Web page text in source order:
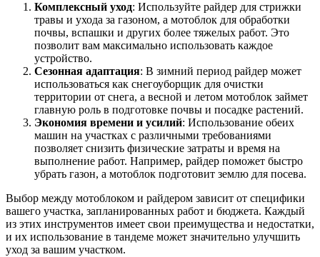
Комплексный уход: Используйте райдер для стрижки
травы и ухода за газоном, а мотоблок для обработки
почвы, вспашки и других более тяжелых работ. Это
позволит вам максимально использовать каждое
устройство.
Сезонная адаптация: В зимний период райдер может
использоваться как снегоуборщик для очистки
территории от снега, а весной и летом мотоблок займет
главную роль в подготовке почвы и посадке растений.
Экономия времени и усилий: Использование обеих
машин на участках с различными требованиями
позволяет снизить физические затраты и время на
выполнение работ. Например, райдер поможет быстро
убрать газон, а мотоблок подготовит землю для посева.
Выбор между мотоблоком и райдером зависит от специфики
вашего участка, запланированных работ и бюджета. Каждый
из этих инструментов имеет свои преимущества и недостатки,
и их использование в тандеме может значительно улучшить
уход за вашим участком.